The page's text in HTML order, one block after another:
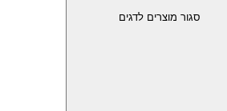
סגור מוצרים לדגים